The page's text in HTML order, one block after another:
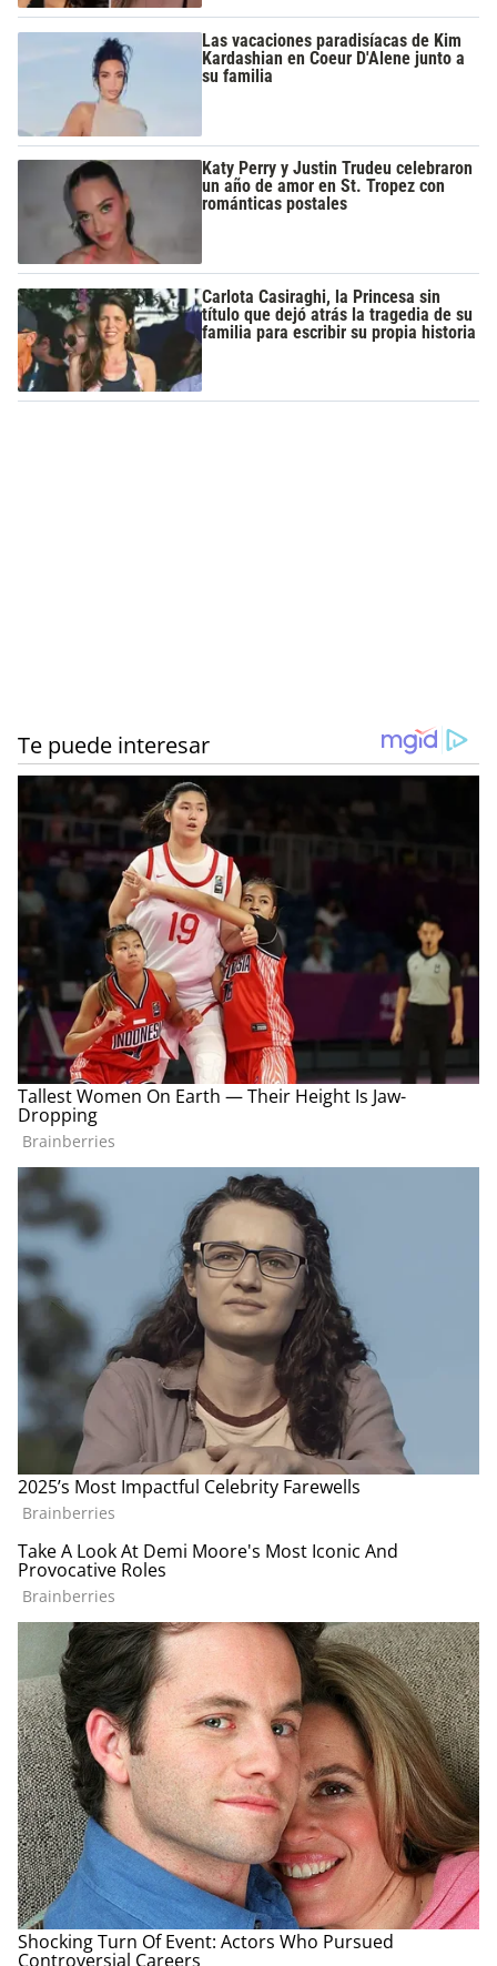
Las vacaciones paradisíacas de Kim
Kardashian en Coeur D'Alene junto a
su familia
Katy Perry y Justin Trudeu celebraron
un año de amor en St. Tropez con
románticas postales
Carlota Casiraghi, la Princesa sin
título que dejó atrás la tragedia de su
familia para escribir su propia historia